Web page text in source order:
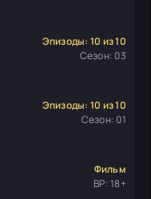
Эпизоды: 10 из 10
Сезон: 03
Эпизоды: 10 из 10
Сезон: 01
Фильм
ВР: 18+